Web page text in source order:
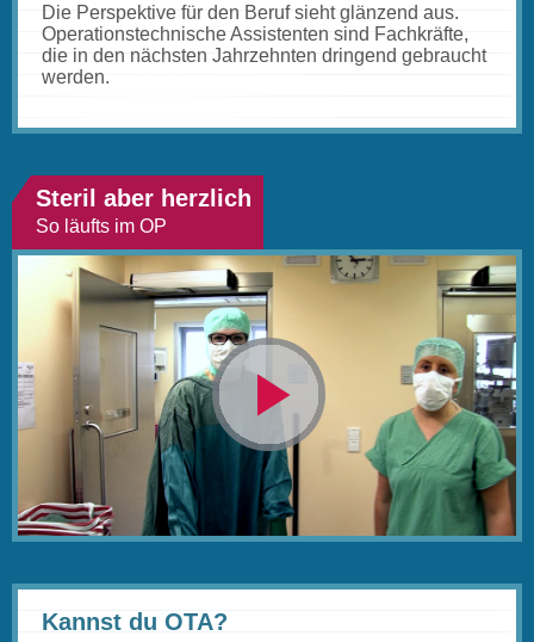
Die Perspektive für den Beruf sieht glänzend aus.
Operationstechnische Assistenten sind Fachkräfte,
die in den nächsten Jahrzehnten dringend gebraucht
werden.
Steril aber herzlich
So läufts im OP
Video
abspielen
Kannst du OTA?